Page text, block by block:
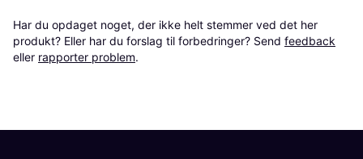
Har du opdaget noget, der ikke helt stemmer ved det her
produkt? Eller har du forslag til forbedringer? Send feedback
eller rapporter problem.